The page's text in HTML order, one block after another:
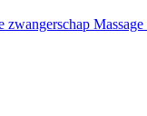
zwangerschap Massage